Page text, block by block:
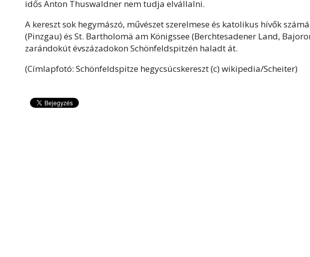
idős Anton Thuswaldner nem tudja elvállalni.
A kereszt sok hegymászó, művészet szerelmese és katolikus hívők
(Pinzgau) és St. Bartholomä am Königssee (Berchtesadener Land,
zarándokút évszázadokon Schönfeldspitzén haladt át.
(Címlapfotó: Schönfeldspitze hegycsúcskereszt (c) wikipedia/Scheiter)